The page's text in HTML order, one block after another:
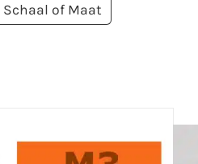
Schaal of Maat